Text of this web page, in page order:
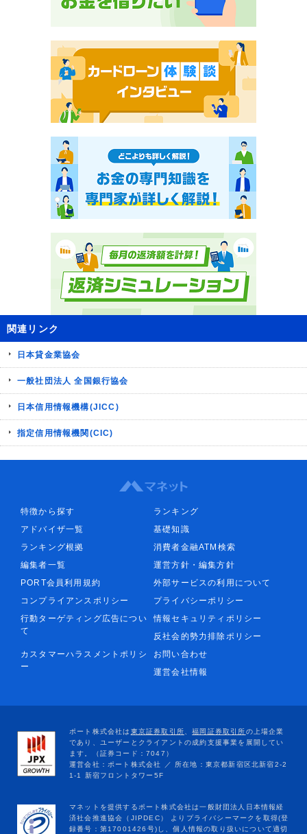
関連リンク
日本貸金業協会
一般社団法人 全国銀行協会
日本信用情報機構(JICC)
指定信用情報機関(CIC)
特徴から探す
ランキング
アドバイザ一覧
基礎知識
ランキング根拠
消費者金融ATM検索
編集者一覧
運営方針・編集方針
PORT会員利用規約
外部サービスの利用について
コンプライアンスポリシー
プライバシーポリシー
行動ターゲティング広告につい
て
情報セキュリティポリシー
反社会的勢力排除ポリシー
カスタマーハラスメントポリシ
ー
お問い合わせ
運営会社情報